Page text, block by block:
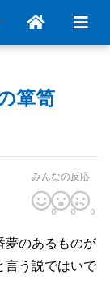
箪笥
みんなの反応
0 0 0
のあるものが
う説ではいで